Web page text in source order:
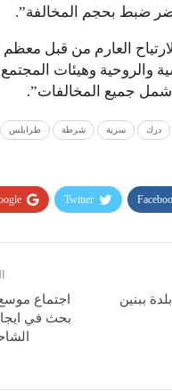
ضبط بحجم المخالفة”.
العارم من قبل معظم
والروحية وهيئات المجتمع
شمل جميع المخالفات”.
درك سرية شرطة طرابلس
Twitter
ببنين
اجتماع
بحث في